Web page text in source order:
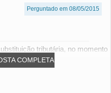
Perguntado em 08/05/2015
COMPLETA
tributária, no momento